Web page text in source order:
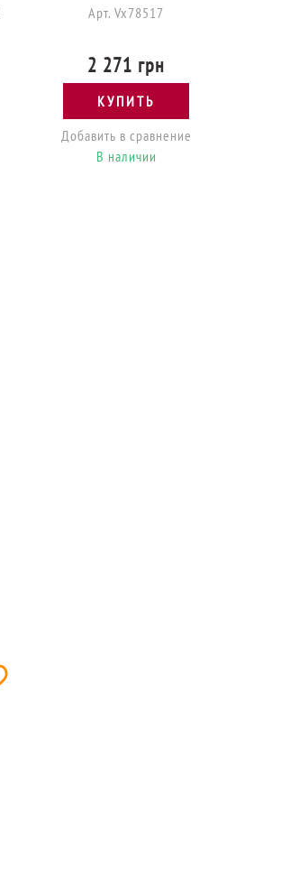
Арт. Vx78517
2 271 грн
КУПИТЬ
Добавить в сравнение
В наличии